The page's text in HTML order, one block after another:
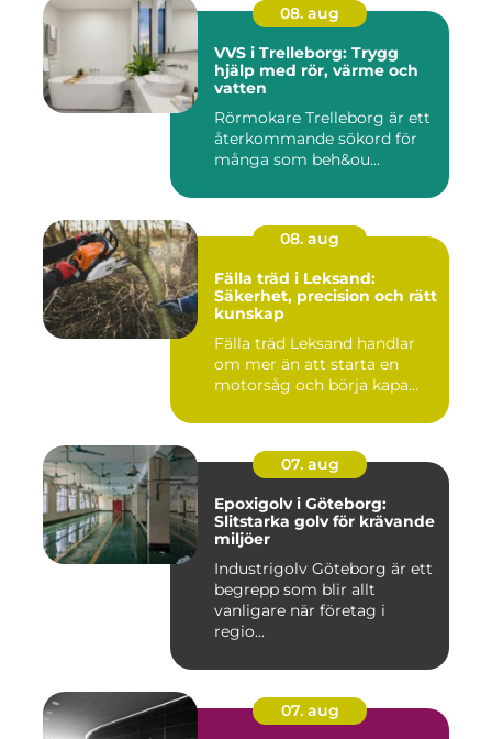
08. aug
VVS i Trelleborg: Trygg
hjälp med rör, värme och
vatten
Rörmokare Trelleborg är ett
återkommande sökord för
många som beh&ou...
08. aug
Fälla träd i Leksand:
Säkerhet, precision och rätt
kunskap
Fälla träd Leksand handlar
om mer än att starta en
motorsåg och börja kapa...
07. aug
Epoxigolv i Göteborg:
Slitstarka golv för krävande
miljöer
Industrigolv Göteborg är ett
begrepp som blir allt
vanligare när företag i
regio...
07. aug